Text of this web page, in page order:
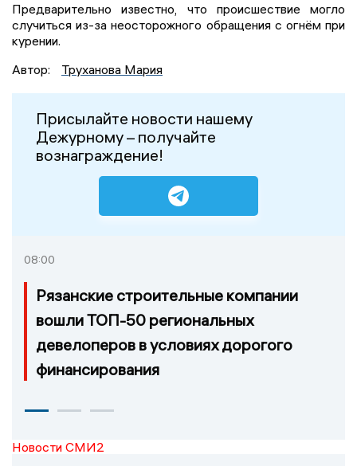
Предварительно известно, что происшествие могло
случиться из-за неосторожного обращения с огнём при
курении.
Автор:
Труханова Мария
Присылайте новости нашему
Дежурному – получайте
вознаграждение!
08:00
Рязанские строительные компании
вошли ТОП-50 региональных
девелоперов в условиях дорогого
финансирования
Новости СМИ2